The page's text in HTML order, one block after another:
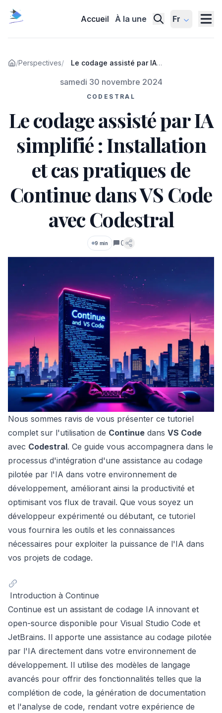
Accueil À la une Fr
/Perspectives/
Le codage assisté par IA
pratiques de Continue dans
VS Code avec Codestral
samedi 30 novembre 2024
CODESTRAL
Le codage assisté par IA
simplifié : Installation
et cas pratiques de
Continue dans VS Code
avec Codestral
9 min 0
Commentaires
Nous sommes ravis de vous présenter ce tutoriel
complet sur l'utilisation de Continue dans VS Code
avec Codestral. Ce guide vous accompagnera dans le
processus d'intégration d'une assistance au codage
pilotée par l'IA dans votre environnement de
développement, améliorant ainsi la productivité et
optimisant vos flux de travail. Que vous soyez un
développeur expérimenté ou débutant, ce tutoriel
vous fournira les outils et les connaissances
nécessaires pour exploiter la puissance de l'IA dans
vos projets de codage.
Introduction à Continue
Continue est un assistant de codage IA innovant et
open-source disponible pour Visual Studio Code et
JetBrains. Il apporte une assistance au codage pilotée
par l'IA directement dans votre environnement de
développement. Il utilise des modèles de langage
avancés pour offrir des fonctionnalités telles que la
complétion de code, la génération de documentation
et l'analyse de code, rendant votre expérience de